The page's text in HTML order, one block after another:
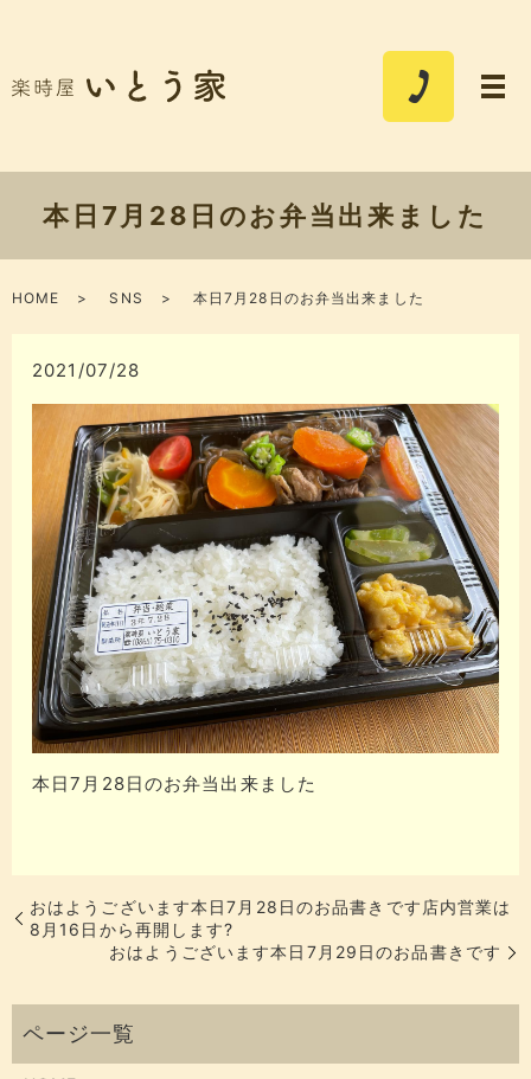
本日7月28日のお弁当出来ました
HOME SNS 本日7月28日のお弁当出来ました
2021/07/28
本日7月28日のお弁当出来ました
おはようございます本日7月28日のお品書きです店内営業は
8月16日から再開します?
おはようございます本日7月29日のお品書きです